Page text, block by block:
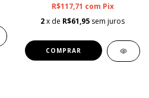
R$117,71 com Pix
2x de R$61,95 sem juros